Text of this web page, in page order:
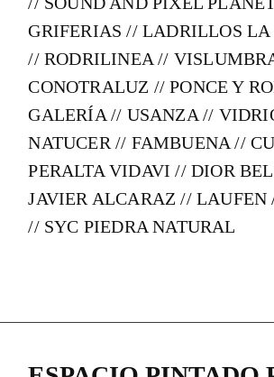
GRIFERIAS // LADRILLOS LA
// RODRILINEA //
CONOTRALUZ // PONCE Y
GALERÍA // USANZA //
NATUCER // FAMBUENA //
PERALTA VIDAVI // DIOR
JAVIER ALCARAZ // LAUFEN
// SYC PIEDRA NATURAL